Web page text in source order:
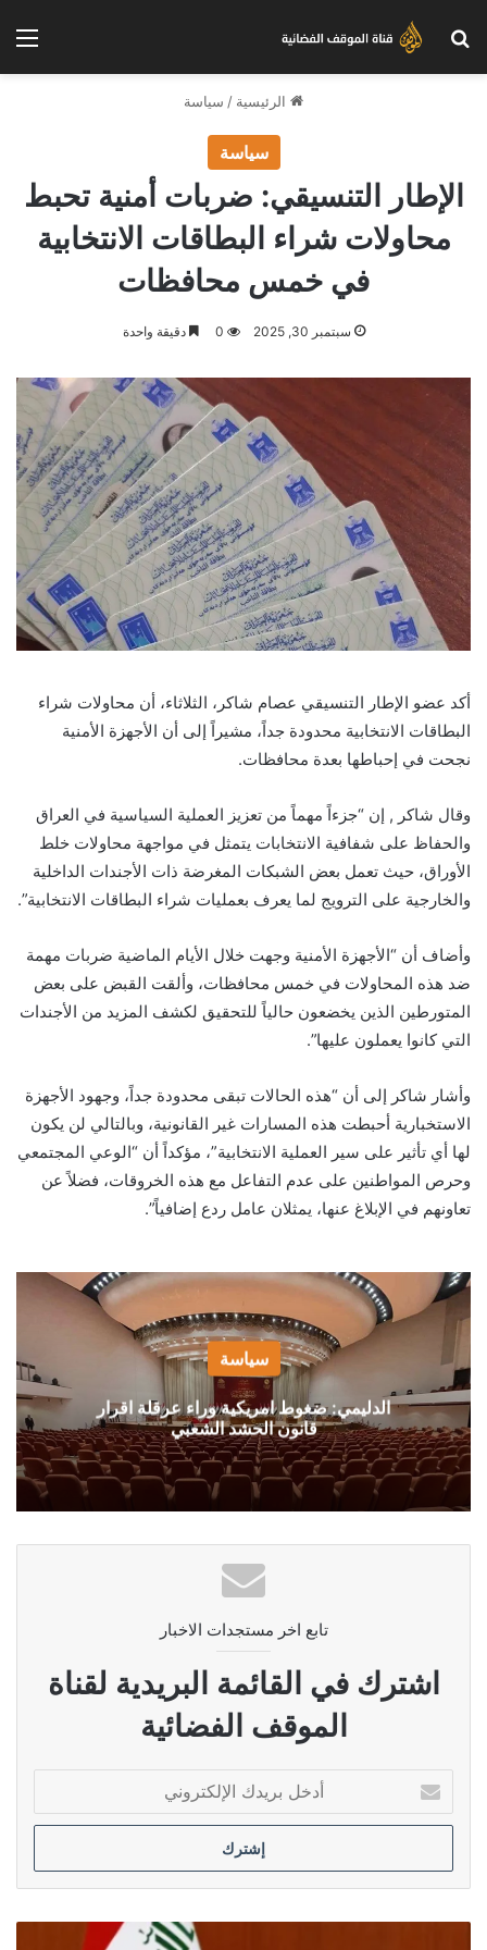
بحث عن
الرئيسية / سياسة
سياسة
الإطار التنسيقي: ضربات أمنية تحبط
محاولات شراء البطاقات الانتخابية
في خمس محافظات
سبتمبر 30, 2025 0 دقيقة واحدة
أكد عضو الإطار التنسيقي عصام شاكر، الثلاثاء، أن محاولات شراء
البطاقات الانتخابية محدودة جداً، مشيراً إلى أن الأجهزة الأمنية
نجحت في إحباطها بعدة محافظات.
وقال شاكر , إن “جزءاً مهماً من تعزيز العملية السياسية في العراق
والحفاظ على شفافية الانتخابات يتمثل في مواجهة محاولات خلط
الأوراق، حيث تعمل بعض الشبكات المغرضة ذات الأجندات الداخلية
والخارجية على الترويج لما يعرف بعمليات شراء البطاقات الانتخابية”.
وأضاف أن “الأجهزة الأمنية وجهت خلال الأيام الماضية ضربات مهمة
ضد هذه المحاولات في خمس محافظات، وألقت القبض على بعض
المتورطين الذين يخضعون حالياً للتحقيق لكشف المزيد من الأجندات
التي كانوا يعملون عليها”.
وأشار شاكر إلى أن “هذه الحالات تبقى محدودة جداً، وجهود الأجهزة
الاستخبارية أحبطت هذه المسارات غير القانونية، وبالتالي لن يكون
لها أي تأثير على سير العملية الانتخابية”، مؤكداً أن “الوعي المجتمعي
وحرص المواطنين على عدم التفاعل مع هذه الخروقات، فضلاً عن
تعاونهم في الإبلاغ عنها، يمثلان عامل ردع إضافياً”.
سياسة
الدليمي: ضغوط امريكية وراء عرقلة اقرار
قانون الحشد الشعبي
تابع اخر مستجدات الاخبار
اشترك في القائمة البريدية لقناة
الموقف الفضائية
بريدك
الإلكتروني